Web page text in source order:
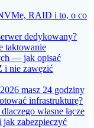
RAID i to, o co
dedykowany?
taktowanie
— jak opisać
i nie zawęzić
masz 24 godziny
infrastrukturę?
własne łącze
zabezpieczyć